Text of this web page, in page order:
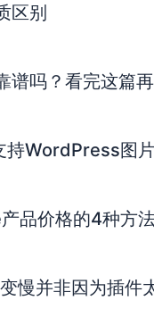
区别
谱吗？看完这篇
持WordPress图
品价格的4种方
慢并非因为插件